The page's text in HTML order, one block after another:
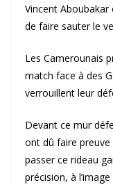
Vincent
de faire sauter le
Les Camerounais
match face à des
verrouillent leur
Devant ce mur
ont dû faire
passer ce rideau
précision, à